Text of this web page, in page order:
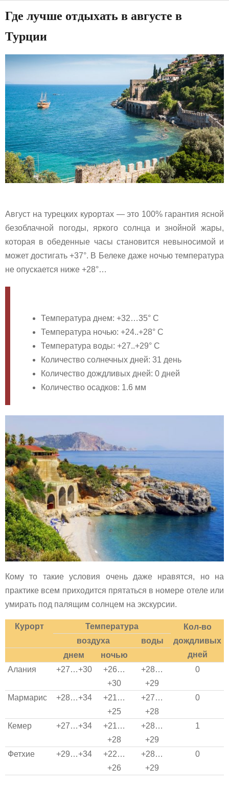
Где лучше отдыхать в августе в
Турции
Август на турецких курортах — это 100% гарантия ясной
безоблачной погоды, яркого солнца и знойной жары,
которая в обеденные часы становится невыносимой и
может достигать +37°. В Белеке даже ночью температура
не опускается ниже +28°…
Температура днем: +32…35° C
Температура ночью: +24..+28° C
Температура воды: +27..+29° C
Количество солнечных дней: 31 день
Количество дождливых дней: 0 дней
Количество осадков: 1.6 мм
Кому то такие условия очень даже нравятся, но на
практике всем приходится прятаться в номере отеле или
умирать под палящим солнцем на экскурсии.
Курорт Температура
Кол-во
дождливых
дней
воздуха
воды
днем
ночью
Алания
+27…+30
+26…
+30
+28…
+29
0
Мармарис +28…+34
+21…
+25
+27…
+28
0
Кемер +27…+34
+21…
+28
+28…
+29
1
Фетхие +29…+34
+22…
+26
+28…
+29
0